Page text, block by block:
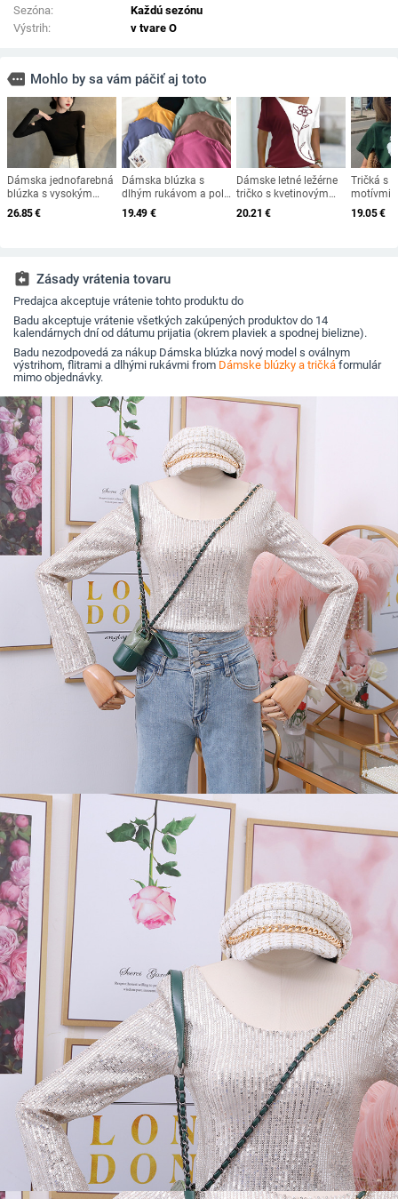
Sezóna:
Každú sezónu
Výstrih:
v tvare O
more Mohlo by sa vám páčiť aj toto
Dámska jednofarebná
blúzka s vysokým
golierom a efektnými
rukávmi
26.85€
Dámska blúzka s
dlhým rukávom a polo
golierom
19.49 €
Dámske letné ležérne
tričko s kvetinovým
motívom a maľbou,
kvetinová potlač,
20.21 €
Tričká s
motívmi
a
19.05€
assignment_return Zásady vrátenia tovaru
Predajca akceptuje vrátenie tohto produktu do
Badu akceptuje vrátenie všetkých zakúpených produktov do 14
kalendárnych dní od dátumu prijatia (okrem plaviek a spodnej bielizne).
Badu nezodpovedá za nákup Dámska blúzka nový model s oválnym
výstrihom, flitrami a dlhými rukávmi from Dámske blúzky a tričká formulár
mimo objednávky.